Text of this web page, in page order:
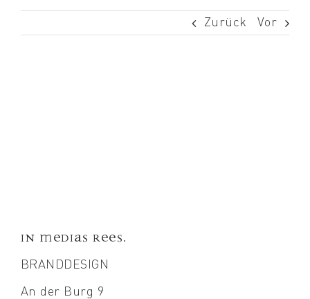
Zurück Vor
In Medias Rees.
BRANDDESIGN
An der Burg 9